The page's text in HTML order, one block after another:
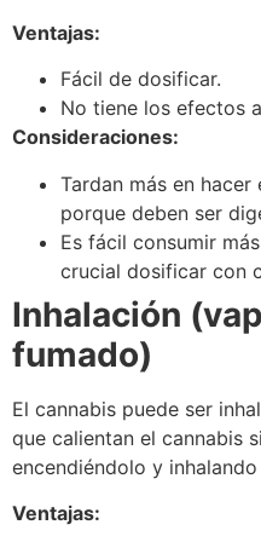
Ventajas:
Fácil de dosificar.
No tiene los efectos
Consideraciones:
Tardan más en
porque deben ser
Es fácil consumir
crucial dosificar con
Inhalación
fumado)
El cannabis puede ser
que calientan el cannabis
encendiéndolo y
Ventajas: